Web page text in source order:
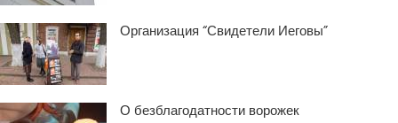
Организация “Свидетели Иеговы”
О безблагодатности ворожек